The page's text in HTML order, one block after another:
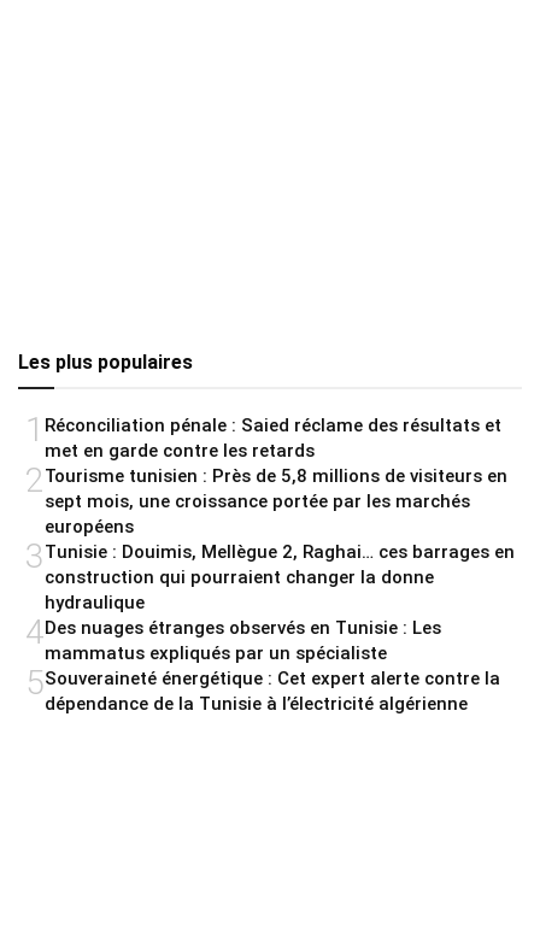
Les plus populaires
1 Réconciliation pénale : Saied réclame des résultats et
met en garde contre les retards
2 Tourisme tunisien : Près de 5,8 millions de visiteurs en
sept mois, une croissance portée par les marchés
européens
3Tunisie : Douimis, Mellègue 2, Raghai… ces barrages en
construction qui pourraient changer la donne
hydraulique
4Des nuages étranges observés en Tunisie : Les
mammatus expliqués par un spécialiste
5Souveraineté énergétique : Cet expert alerte contre la
dépendance de la Tunisie à l’électricité algérienne